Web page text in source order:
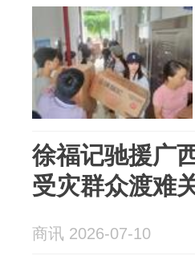
徐福记驰援广
受灾群众渡难
商讯 2026-07-10